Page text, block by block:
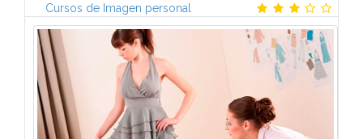
Cursos de Imagen personal
A lo largo del temario del Curso de Personal
Shopper aprenderÃ¡s:1. El perfil de Personal
Shopping. Shopping Tour.2. AnÃ¡lisis del color.3.
Perfil del cliente.4. Estilo y moda.5...